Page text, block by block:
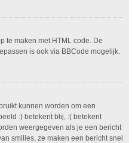
te maken met HTML code. De
is ook via BBCode mogelijk.
kunnen worden om een
:) betekent blij, :( betekent
weergegeven als je een bericht
smilies, ze maken een bericht snel